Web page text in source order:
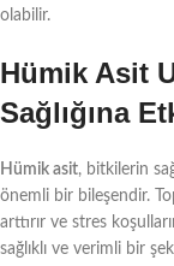
olabilir.
Hümik Asit
Sağlığına
Hümik asit, bitkilerin
önemli bir bileşendir.
arttırır ve stres
sağlıklı ve verimli bir